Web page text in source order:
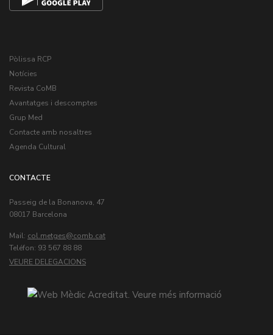
Pòlissa RCP
Notícies
Revista CoMB
Avantatges i descomptes
Grup Med
Contacte amb nosaltres
Agenda Cultural
CONTACTE
Passeig de la Bonanova, 47
08017 Barcelona
Mail: col.metges
Teléfon: 93 567 88 88
VEURE DELEGACIONS